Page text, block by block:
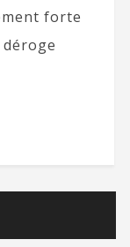
forte